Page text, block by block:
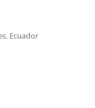
Ecuador